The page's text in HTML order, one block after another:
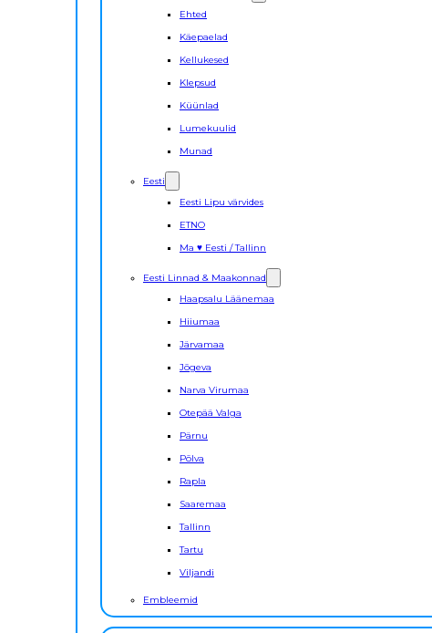
Ehted
Käepaelad
Kellukesed
Klepsud
Küünlad
Lumekuulid
Munad
Eesti
Eesti Lipu värvides
ETNO
Ma ♥ Eesti / Tallinn
Eesti Linnad & Maakonnad
Haapsalu Läänemaa
Hiiumaa
Järvamaa
Jõgeva
Narva Virumaa
Otepää Valga
Pärnu
Põlva
Rapla
Saaremaa
Tallinn
Tartu
Viljandi
Embleemid